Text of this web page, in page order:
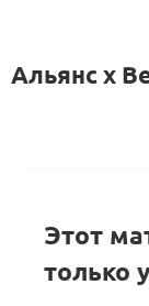
Альянс x
Этот
только